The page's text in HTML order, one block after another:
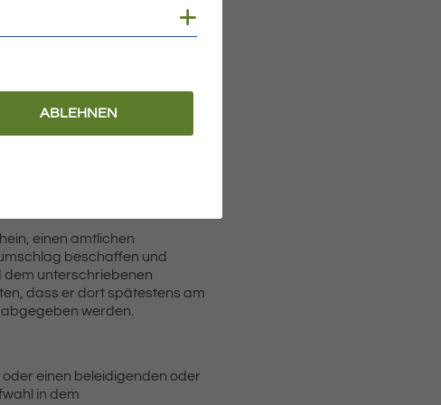
und Feststellung des
Beeinträchtigung des
ausgestellt ist,
einen amtlichen
beschaffen und
dem unterschriebenen
dass er dort spätestens am
werden.
einen beleidigenden oder
in dem
ABLEHNEN